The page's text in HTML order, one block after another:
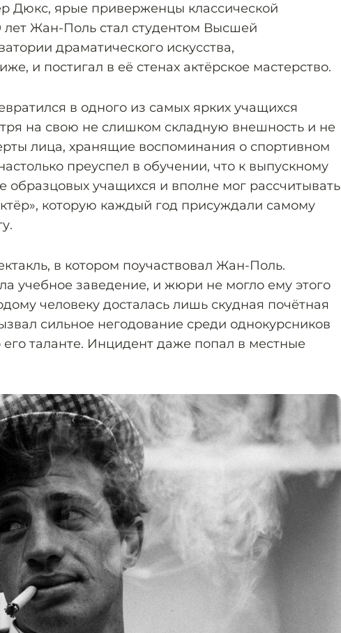
Дюкс, ярые приверженцы классической
лет Жан-Поль стал студентом Высшей
драматического искусства,
и постигал в её стенах актёрское мастерство.
в одного из самых ярких учащихся
на свою не слишком складную внешность и не
лица, хранящие воспоминания о спортивном
преуспел в обучении, что к выпускному
образцовых учащихся и вполне мог рассчитывать
которую каждый год присуждали самому
в котором поучаствовал Жан-Поль.
учебное заведение, и жюри не могло ему этого
человеку досталась лишь скудная почётная
сильное негодование среди однокурсников
таланте. Инцидент даже попал в местные